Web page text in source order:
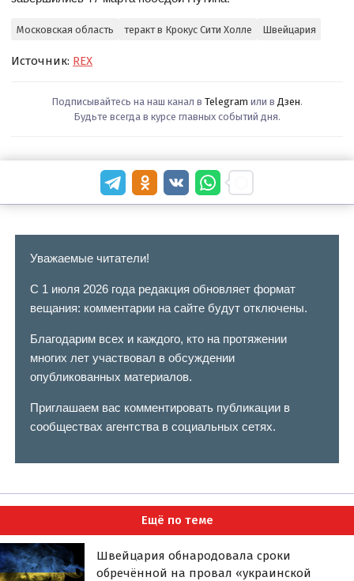
Московская область теракт в Крокус Сити Холле Швейцария
Источник: REX
Подписывайтесь на наш канал в Telegram или в Дзен.
Будьте всегда в курсе главных событий дня.
Уважаемые читатели!
С 1 июля 2026 года редакция обновляет формат
вещания: комментарии на сайте будут отключены.
Благодарим всех и каждого, кто на протяжении
многих лет участвовал в обсуждении
опубликованных материалов.
Приглашаем вас комментировать публикации в
сообществах агентства в социальных сетях.
Ещё по теме
Швейцария обнародовала сроки
обречённой на провал «украинской